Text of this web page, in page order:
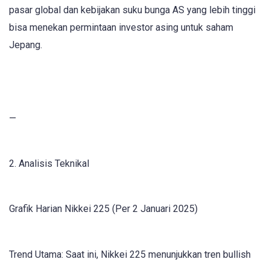
pasar global dan kebijakan suku bunga AS yang lebih tinggi
bisa menekan permintaan investor asing untuk saham
Jepang.
—
2. Analisis Teknikal
Grafik Harian Nikkei 225 (Per 2 Januari 2025)
Trend Utama: Saat ini, Nikkei 225 menunjukkan tren bullish